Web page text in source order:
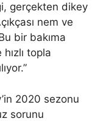
gerçekten dikey
nem ve
bir bakıma
topla
2020 sezonu
sorunu